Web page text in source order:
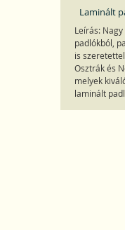
Laminált
Leírás:
padlókból,
is
Osztrák és
melyek
laminált